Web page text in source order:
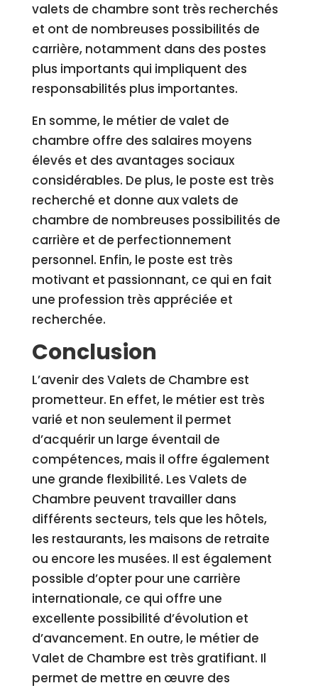
valets de chambre sont très recherchés
et ont de nombreuses possibilités de
carrière, notamment dans des postes
plus importants qui impliquent des
responsabilités plus importantes.
En somme, le métier de valet de
chambre offre des salaires moyens
élevés et des avantages sociaux
considérables. De plus, le poste est très
recherché et donne aux valets de
chambre de nombreuses possibilités de
carrière et de perfectionnement
personnel. Enfin, le poste est très
motivant et passionnant, ce qui en fait
une profession très appréciée et
recherchée.
Conclusion
L’avenir des Valets de Chambre est
prometteur. En effet, le métier est très
varié et non seulement il permet
d’acquérir un large éventail de
compétences, mais il offre également
une grande flexibilité. Les Valets de
Chambre peuvent travailler dans
différents secteurs, tels que les hôtels,
les restaurants, les maisons de retraite
ou encore les musées. Il est également
possible d’opter pour une carrière
internationale, ce qui offre une
excellente possibilité d’évolution et
d’avancement. En outre, le métier de
Valet de Chambre est très gratifiant. Il
permet de mettre en œuvre des